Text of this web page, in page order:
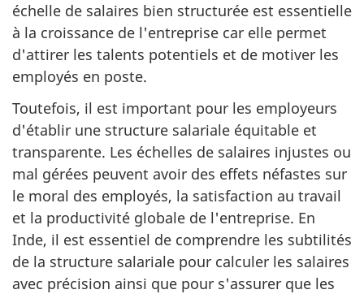
échelle de salaires bien structurée est essentielle
à la croissance de l'entreprise car elle permet
d'attirer les talents potentiels et de motiver les
employés en poste.
Toutefois, il est important pour les employeurs
d'établir une structure salariale équitable et
transparente. Les échelles de salaires injustes ou
mal gérées peuvent avoir des effets néfastes sur
le moral des employés, la satisfaction au travail
et la productivité globale de l'entreprise. En
Inde, il est essentiel de comprendre les subtilités
de la structure salariale pour calculer les salaires
avec précision ainsi que pour s'assurer que les